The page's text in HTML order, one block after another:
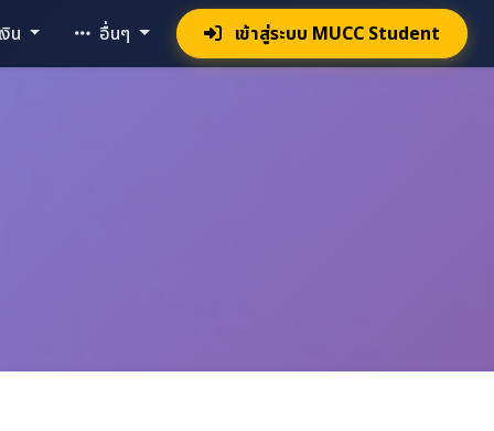
น อื่นๆ เข้าสู่ระบบ MUCC Student